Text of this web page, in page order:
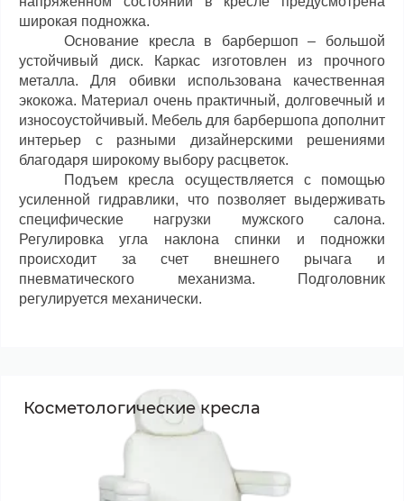
широкая подножка.
Основание кресла в барбершоп – большой
устойчивый диск. Каркас изготовлен из прочного
металла. Для обивки использована качественная
экокожа. Материал очень практичный, долговечный и
износоустойчивый. Мебель для барбершопа дополнит
интерьер с разными дизайнерскими решениями
благодаря широкому выбору расцветок.
Подъем кресла осуществляется с помощью
усиленной гидравлики, что позволяет выдерживать
специфические нагрузки мужского салона.
Регулировка угла наклона спинки и подножки
происходит за счет внешнего рычага и
пневматического механизма. Подголовник
регулируется механически.
Косметологические кресла